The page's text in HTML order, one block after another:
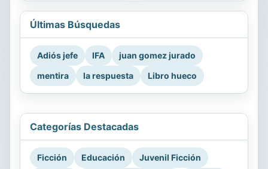
Últimas Búsquedas
Adiós jefe IFA
juan gomez jurado
mentira
la respuesta Libro hueco
Categorías Destacadas
Ficción Educación
Juvenil Ficción